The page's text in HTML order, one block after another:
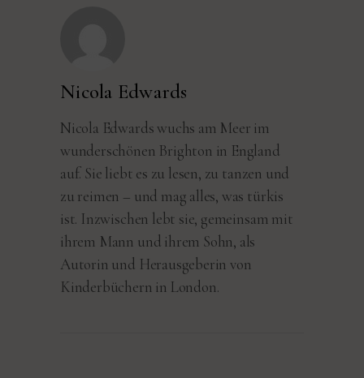
Nicola Edwards
Nicola Edwards wuchs am Meer im
wunderschönen Brighton in England
auf. Sie liebt es zu lesen, zu tanzen und
zu reimen – und mag alles, was türkis
ist. Inzwischen lebt sie, gemeinsam mit
ihrem Mann und ihrem Sohn, als
Autorin und Herausgeberin von
Kinderbüchern in London.